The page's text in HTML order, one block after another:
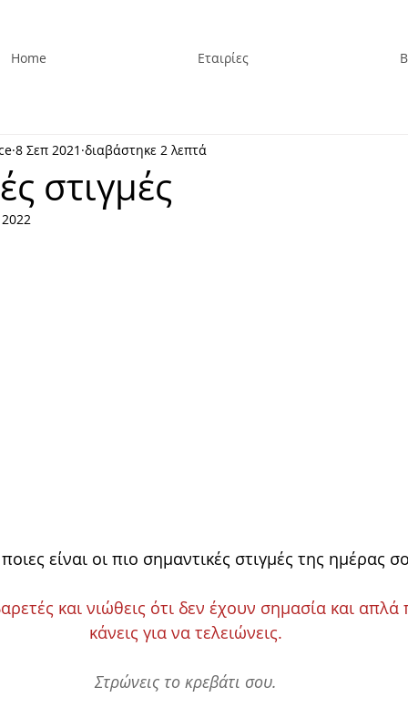
Home Εταιρίες
στιγμές
8 Σεπ 2021 διαβάστηκε 2 λεπτά
είναι οι πιο σημαντικές στιγμές της ημέρας
και νιώθεις ότι δεν έχουν σημασία και απλά
κάνεις για να τελειώνεις.
Στρώνεις το κρεβάτι σου.